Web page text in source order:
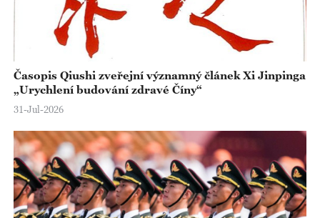
Časopis Qiushi zveřejní významný článek Xi Jinpinga
„Urychlení budování zdravé Číny“
31-Jul-2026